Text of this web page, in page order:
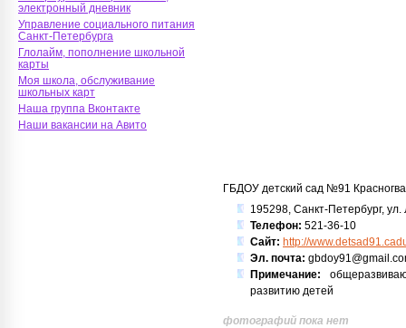
электронный дневник
Управление социального питания
Санкт-Петербурга
Глолайм, пополнение школьной
карты
Моя школа, обслуживание
школьных карт
Наша группа Вконтакте
Наши вакансии на Авито
ГБДОУ детский сад №91
195298, Санкт-Петербург,
Телефон: 521-36-10
Сайт: http://
Эл. почта:
Примечание:
развитию детей
фотографий пока нет